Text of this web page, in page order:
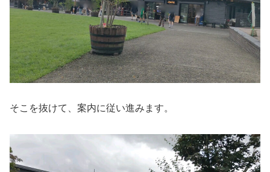
そこを抜けて、案内に従い進みます。